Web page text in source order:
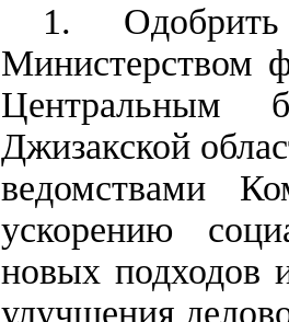
1. Одобрить
Министерством
Центральным
Джизакской
ведомствами
ускорению
новых подходов
улучшения